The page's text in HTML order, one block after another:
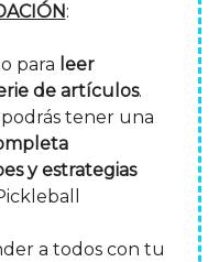
:
para leer
de artículos.
tener una
y estrategias
a todos con tu